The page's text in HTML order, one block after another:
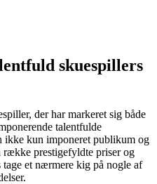
skuespillers
der har markeret sig både
talentfulde
ikke kun imponeret publikum og
række prestigefyldte priser og
et nærmere kig på nogle af